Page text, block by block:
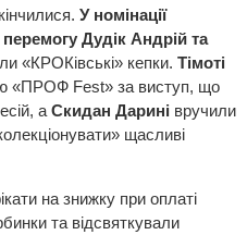
У номінації
Дудік Андрій та
«КРОКівські» кепки. Тімоті
«ПРОФ Fest» за виступ, що
аСкидан Дарині вручили
щасливі
на знижку при оплаті
та відсвяткували